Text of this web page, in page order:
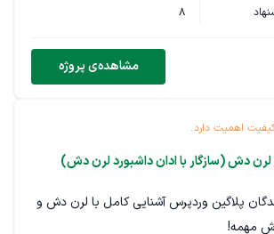
سرعت این سایت هست که با حجم دیتابیس
میشه برخی صفحاتش.
که داره اینه وقتی میخواد کالا رو اضافه کنه با
سریع بشه روند. نمیدونم چرا دیر از دیتابیس
جاها جاوا فکر کنم استفاده کرد.
کالا در فاکتور فقط تک محصول میشه اضافه
8
مشاهده‌ی پروژه
اهمیت دارد.
لرن دش (سازگار با ادان داشبورد لرن دش)
پلاگین وردپرس آشنایی کامل با لرن دش و
مهمه!